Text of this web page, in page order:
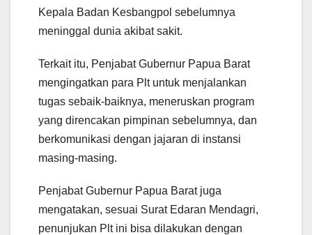
Kepala Badan Kesbangpol sebelumnya
meninggal dunia akibat sakit.
Terkait itu, Penjabat Gubernur Papua Barat
mengingatkan para Plt untuk menjalankan
tugas sebaik-baiknya, meneruskan program
yang direncakan pimpinan sebelumnya, dan
berkomunikasi dengan jajaran di instansi
masing-masing.
Penjabat Gubernur Papua Barat juga
mengatakan, sesuai Surat Edaran Mendagri,
penunjukan Plt ini bisa dilakukan dengan